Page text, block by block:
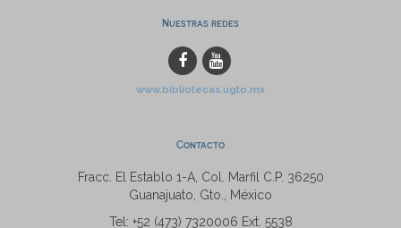
Nuestras redes
www.bibliotecas.ugto.mx
Contacto
Fracc. El Establo 1-A, Col. Marfil C.P. 36250
Guanajuato, Gto., México
Tel: +52 (473) 7320006 Ext. 5538